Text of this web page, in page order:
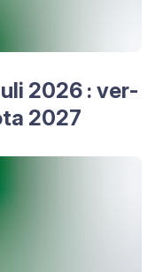
2026 : ver­
2027